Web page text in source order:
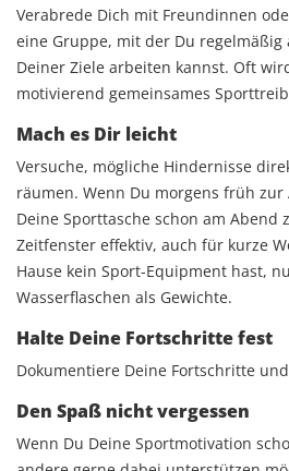
Verabrede Dich mit Freundinnen
eine Gruppe, mit der Du regelmäßig
Deiner Ziele arbeiten kannst. Oft
motivierend gemeinsames
Mach es Dir leicht
Versuche, mögliche Hindernisse
räumen. Wenn Du morgens früh
Deine Sporttasche schon am Abend
Zeitfenster effektiv, auch für kurze
Hause kein Sport-Equipment hast,
Wasserflaschen als Gewichte.
Halte Deine Fortschritte fest
Dokumentiere Deine Fortschritte
Den Spaß nicht vergessen
Wenn Du Deine Sportmotivation